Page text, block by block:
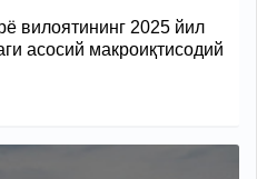
вилоятининг 2025 йил
асосий макроиқтисодий